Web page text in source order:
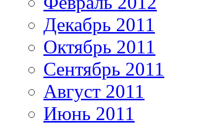
Декабрь 2011
Октябрь 2011
Сентябрь 2011
Август 2011
Июнь 2011